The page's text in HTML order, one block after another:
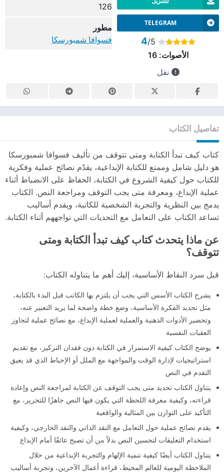
TELEGRAM
4/5
الأصوات:16
نقل
126
مطور
فسوافا شمبورسكا
تفاصيل الكتاب
كتاب كيف تبدأ الكتابة ومتى تتوقف من تأليف فسوافا شمبورسكا
هو دليل شامل وممتع للكتابة الإبداعية، يقدّم نصائح عملية وفكرية
للكتاب حول كيفية الشروع في الكتابة، الحفاظ على الانضباط أثناء
عملية الإبداع، ومعرفة متى يجب التوقف ومراجعة النص. الكتاب
يدمج بين النظرية والتجربة الشخصية للكاتبة، ويقدم أساليب
تساعد الكتاب على التعامل مع التحديات التي تواجههم أثناء الكتابة.
عن ماذا يتحدث كتاب كيف تبدأ الكتابة ومتى
تتوقف؟
قبل سرد النقاط الأساسية، إليك أهم ما يتناوله الكتاب:
يشرح الكتاب الأسس التي يجب أن يلتزم بها الكاتب قبل البدء بالكتابة،
مثل تحديد الفكرة الأساسية، وضع خطة واضحة لما يريد التعبير عنه،
وتحضير الأدوات الذهنية والعملية لعملية الإبداع، مع نصائح عملية لتجاوز
العقبات النفسية
يوضح الكتاب كيفية الاستمرار في الكتابة دون فقدان التركيز، مع تقديم
استراتيجيات لإدارة الوقت والمواجهة مع الملل أو الإحباط الذي قد يعيق
التقدم في النص
يتناول الكتاب تحديد متى يجب التوقف عن الكتابة لمراجعة النص وإعادة
قراءته، وكيفية معرفة اللحظة التي يكون فيها النص جاهزًا للتحرير، مع
التأكيد على التوازن بين المثالية والواقعية
يقدم نصائح عملية حول التعامل مع النقد الذاتي والنقد الخارجي، وكيفية
استخدام التعليقات لتحسين النص بدلاً من أن تصبح عائقًا أمام الإبداع
يتناول الكتاب أيضًا كيفية تنمية الإلهام والتجربة الإبداعية من خلال
الملاحظة اليومية للعالم المحيط، قراءة أعمال الآخرين، وتجربة أساليب